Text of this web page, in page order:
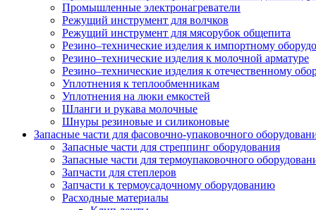
Промышленные электронагреватели
Режущий инструмент для волчков
Режущий инструмент для мясорубок общепита
Резино–технические изделия к импортному
Резино–технические изделия к молочной арматуре
Резино–технические изделия к отечественному
Уплотнения к теплообменникам
Уплотнения на люки емкостей
Шланги и рукава молочные
Шнуры резиновые и силиконовые
Запасные части для фасовочно-упаковочного
Запасные части для стреппинг оборудования
Запасные части для термоупаковочного
Запчасти для степлеров
Запчасти к термоусадочному оборудованию
Расходные материалы